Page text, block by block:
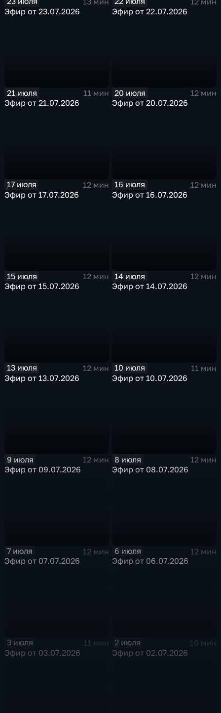
Эфир от 23.07.2026
Эфир от 22.07.2026
21 июля
11 мин
Эфир от 21.07.2026
20 июля
12 мин
Эфир от 20.07.2026
17 июля
12 мин
Эфир от 17.07.2026
16 июля
12 мин
Эфир от 16.07.2026
15 июля
12 мин
Эфир от 15.07.2026
14 июля
12 мин
Эфир от 14.07.2026
13 июля
12 мин
Эфир от 13.07.2026
10 июля
11 мин
Эфир от 10.07.2026
9 июля
12 мин
Эфир от 09.07.2026
8 июля
12 мин
Эфир от 08.07.2026
7 июля
12 мин
Эфир от 07.07.2026
6 июля
12 мин
Эфир от 06.07.2026
3 июля
11 мин
Эфир от 03.07.2026
2 июля
10 мин
Эфир от 02.07.2026